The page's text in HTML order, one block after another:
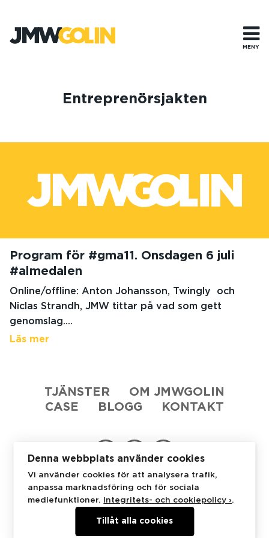
innehåll
MENY
Entreprenörsjakten
Program för #gma11. Onsdagen 6 juli
#almedalen
Online/offline: Anton Johansson, Twingly och
Niclas Strandh, JMW tittar på vad som gett
genomslag....
Läs mer
TJÄNSTER
OM JMWGOLIN
CASE
BLOGG KONTAKT
JMWGolin Stureplan 4C
114 35 Stockholm
+46 8 53 48 07 50
Denna webbplats använder cookies
Vi använder cookies för att analysera trafik,
anpassa marknadsföring och för sociala
mediefunktioner.
Integritets- och cookiepolicy ›.
Tillåt alla cookies